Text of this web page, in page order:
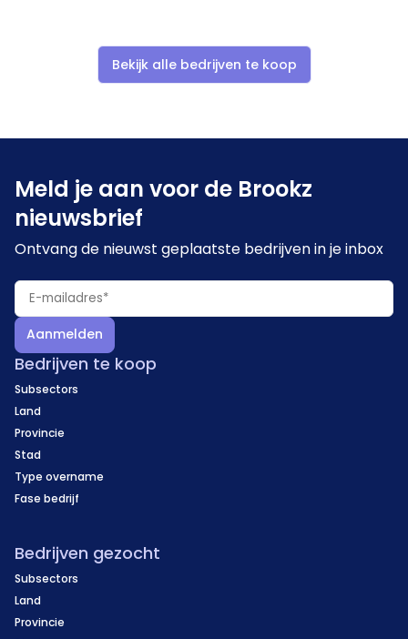
Bekijk alle bedrijven te koop
Meld je aan voor de Brookz
nieuwsbrief
Ontvang de nieuwst geplaatste bedrijven in je inbox
Aanmelden
Bedrijven te koop
Subsectors
Land
Provincie
Stad
Type overname
Fase bedrijf
Bedrijven gezocht
Subsectors
Land
Provincie